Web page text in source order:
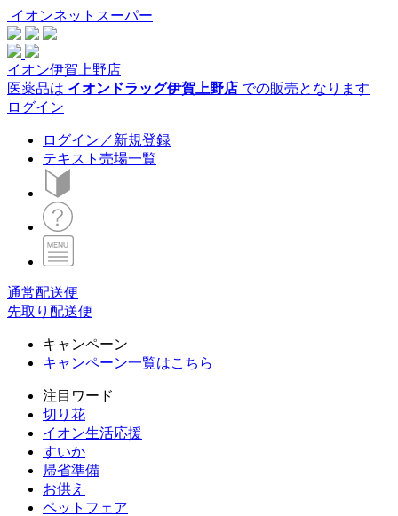
イオンネットスーパー
イオン伊賀上野店
医薬品は イオンドラッグ伊賀上野店 での販売となります
ログイン
ログイン／新規登録
テキスト売場一覧
通常配送便
先取り配送便
キャンペーン
キャンペーン一覧はこちら
注目ワード
切り花
イオン生活応援
すいか
帰省準備
お供え
ペットフェア